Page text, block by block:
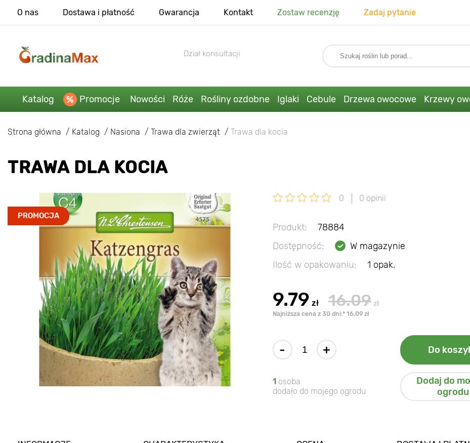
O nas Dostawa i płatność Gwarancja Kontakt Zostaw recenzję Zadaj pytanie
Dział konsultacji
Katalog Promocje Nowości Róże Rośliny ozdobne Iglaki Cebule Drzewa owocowe Krzewy
Strona główna Katalog Nasiona Trawa dla zwierząt Trawa dla kocia
TRAWA DLA KOCIA
PROMOCJA
0 0 opinii
Produkt:
78884
Dostępność:
W magazynie
Ilość w opakowaniu:
1 opak.
9.79 zł 16.09 zł
Najniższa cena z 30 dni:* 16.09 zł
- + Do
1 osoba
dodało do mojego ogrodu
Dodaj do
ogrodu